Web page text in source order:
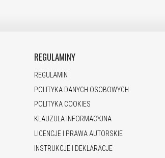
REGULAMINY
REGULAMIN
POLITYKA DANYCH OSOBOWYCH
POLITYKA COOKIES
KLAUZULA INFORMACYJNA
LICENCJE I PRAWA AUTORSKIE
INSTRUKCJE I DEKLARACJE